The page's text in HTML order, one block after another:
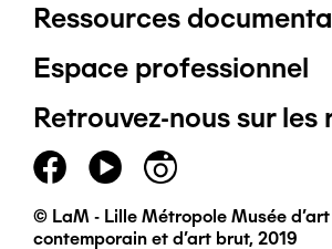
Pied
de
page
principal
Ressources
Espace professionnel
Retrouvez-nous sur les
© LaM - Lille Métropole Musée
contemporain et d'art brut, 2019